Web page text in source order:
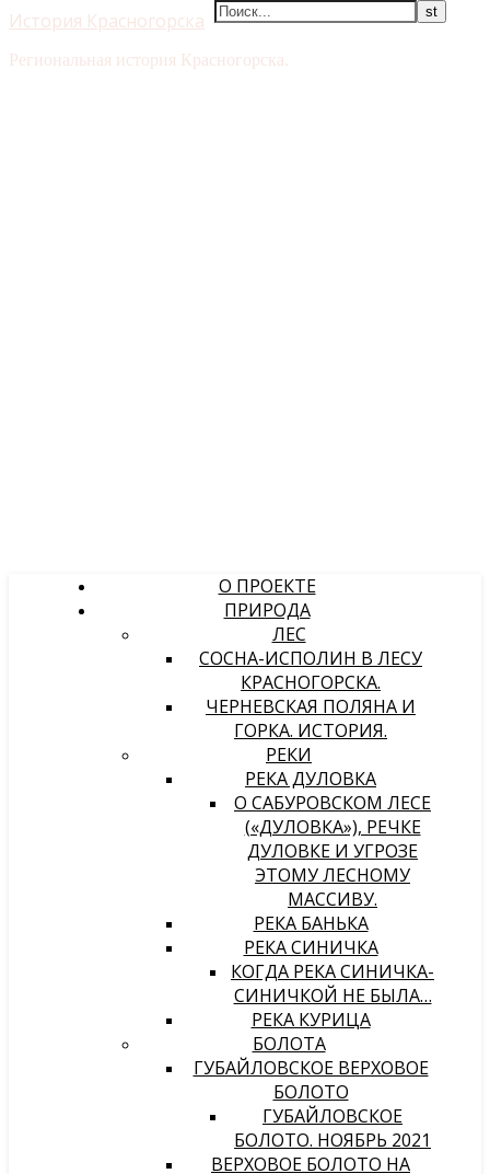
История Красногорска
Региональная история Красногорска.
О ПРОЕКТЕ
ПРИРОДА
ЛЕС
СОСНА-ИСПОЛИН В ЛЕСУ
КРАСНОГОРСКА.
ЧЕРНЕВСКАЯ ПОЛЯНА И
ГОРКА. ИСТОРИЯ.
РЕКИ
РЕКА ДУЛОВКА
О САБУРОВСКОМ ЛЕСЕ
(«ДУЛОВКА»), РЕЧКЕ
ДУЛОВКЕ И УГРОЗЕ
ЭТОМУ ЛЕСНОМУ
МАССИВУ.
РЕКА БАНЬКА
РЕКА СИНИЧКА
КОГДА РЕКА СИНИЧКА-
СИНИЧКОЙ НЕ БЫЛА…
РЕКА КУРИЦА
БОЛОТА
ГУБАЙЛОВСКОЕ ВЕРХОВОЕ
БОЛОТО
ГУБАЙЛОВСКОЕ
БОЛОТО. НОЯБРЬ 2021
ВЕРХОВОЕ БОЛОТО НА